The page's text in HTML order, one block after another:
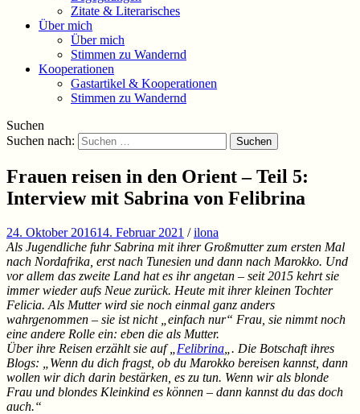
Zitate & Literarisches
Über mich
Über mich
Stimmen zu Wandernd
Kooperationen
Gastartikel & Kooperationen
Stimmen zu Wandernd
Suchen
Suchen nach:
Frauen reisen in den Orient – Teil 5:
Interview mit Sabrina von Felibrina
24. Oktober 201614. Februar 2021 /ilona
Als Jugendliche fuhr Sabrina mit ihrer Großmutter zum ersten Mal
nach Nordafrika, erst nach Tunesien und dann nach Marokko. Und
vor allem das zweite Land hat es ihr angetan – seit 2015 kehrt sie
immer wieder aufs Neue zurück. Heute mit ihrer kleinen Tochter
Felicia. Als Mutter wird sie noch einmal ganz anders
wahrgenommen – sie ist nicht „einfach nur“ Frau, sie nimmt noch
eine andere Rolle ein: eben die als Mutter.
Über ihre Reisen erzählt sie auf „ Felibrina „. Die Botschaft ihres
Blogs: „Wenn du dich fragst, ob du Marokko bereisen kannst, dann
wollen wir dich darin bestärken, es zu tun. Wenn wir als blonde
Frau und blondes Kleinkind es können – dann kannst du das doch
auch.“